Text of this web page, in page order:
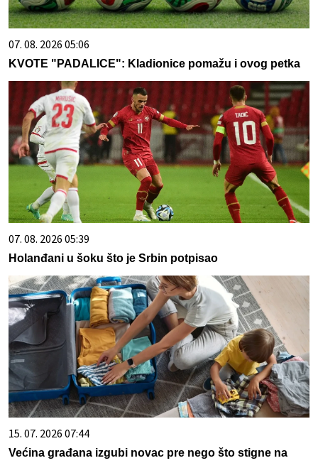
07. 08. 2026 05:06
KVOTE "PADALICE": Kladionice pomažu i ovog petka
07. 08. 2026 05:39
Holanđani u šoku što je Srbin potpisao
15. 07. 2026 07:44
Većina građana izgubi novac pre nego što stigne na